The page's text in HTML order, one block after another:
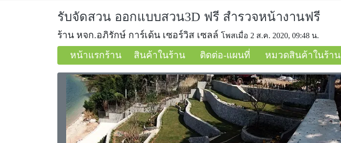
รับจัดสวน ออกแบบสวน3D ฟรี สำรวจหน้างานฟรี
ร้าน หจก.อภิรักษ์ การ์เด้น เซอร์วิส เซลล์ โพสเมื่อ 2 ส.ค. 2020, 09:48 น.
หน้าแรกร้าน สินค้าในร้าน ติดต่อ-แผนที่ หมวดสินค้าในร้าน